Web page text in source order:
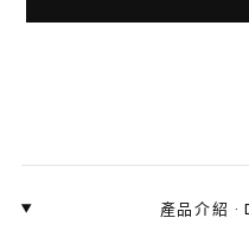
產品介紹 ·